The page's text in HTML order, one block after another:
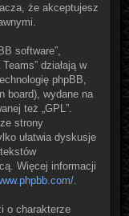
że akceptujesz
software”,
działają w
phpBB,
board), wydane na
też „GPL”.
strony
ułatwia dyskusje
Więcej informacji
.
o charakterze